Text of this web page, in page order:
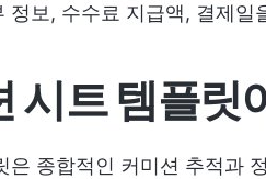
정보, 수수료 지급액, 결제일
시트 템플릿
은 종합적인 커미션 추적과